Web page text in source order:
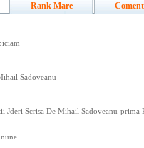
Rank Mare
Sadoveanu
Jderi Scrisa De Mihail Sadoveanu-prima